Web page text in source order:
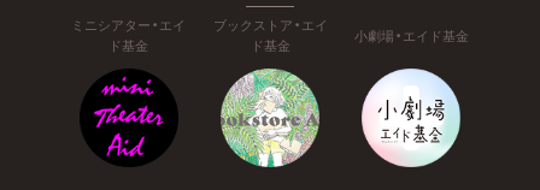
ミニシアター・エイ
ド基金
ブックストア・エイ
ド基金
小劇場・エイド基金